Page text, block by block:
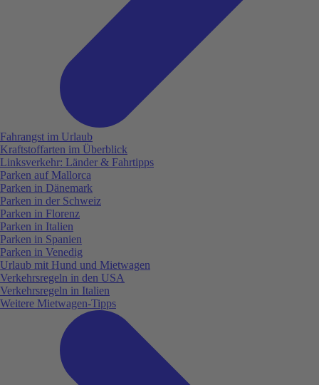
Fahrangst im Urlaub
Kraftstoffarten im Überblick
Linksverkehr: Länder & Fahrtipps
Parken auf Mallorca
Parken in Dänemark
Parken in der Schweiz
Parken in Florenz
Parken in Italien
Parken in Spanien
Parken in Venedig
Urlaub mit Hund und Mietwagen
Verkehrsregeln in den USA
Verkehrsregeln in Italien
Weitere Mietwagen-Tipps